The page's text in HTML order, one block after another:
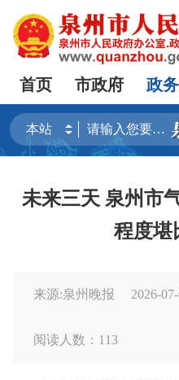
首页 市政府 政
未来三天 泉州市
程度堪
来源:泉州晚报 2026-
阅读人数： 113